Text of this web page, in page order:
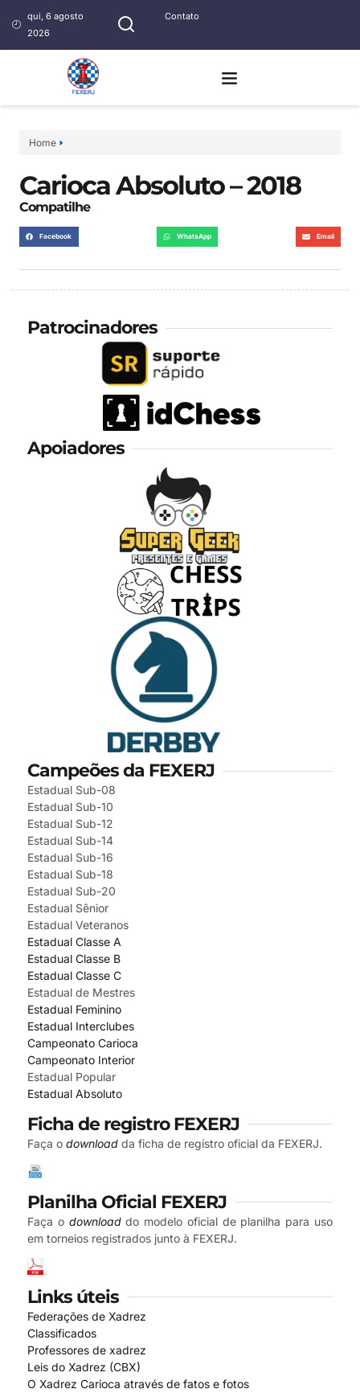
qui, 6 agosto
2026
Contato
Home
Carioca Absoluto – 2018
Compatilhe
Facebook WhatsApp Email
Patrocinadores
Apoiadores
Campeões da FEXERJ
Estadual Sub-08
Estadual Sub-10
Estadual Sub-12
Estadual Sub-14
Estadual Sub-16
Estadual Sub-18
Estadual Sub-20
Estadual Sênior
Estadual Veteranos
Estadual Classe A
Estadual Classe B
Estadual Classe C
Estadual de Mestres
Estadual Feminino
Estadual Interclubes
Campeonato Carioca
Campeonato Interior
Estadual Popular
Estadual Absoluto
Ficha de registro FEXERJ
Faça o download da ficha de registro oficial da FEXERJ.
Planilha Oficial FEXERJ
Faça o downloaddo modelo oficial de planilha para uso
em torneios registrados junto à FEXERJ.
Links úteis
Federações de Xadrez
Classificados
Professores de xadrez
Leis do Xadrez (CBX)
O Xadrez Carioca através de fatos e fotos